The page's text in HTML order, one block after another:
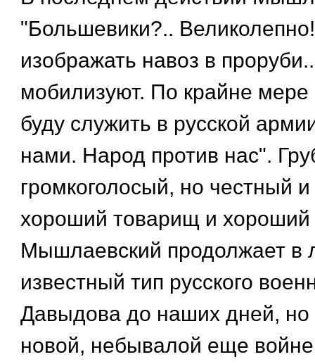
"Большевики?..
изображать навоз в
мобилизуют. По крайне мере
буду служить в русской
нами. Народ против нас".
громкоголосый, но честный
хороший товарищ и хороший
Мышлаевский продолжает в
известный тип русского
Давыдова до наших дней, но
новой, небывалой еще